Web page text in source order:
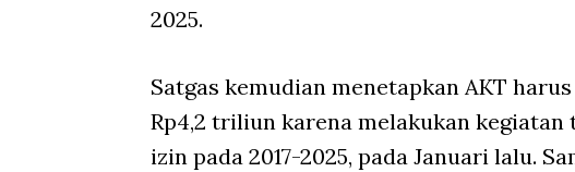
2025.
Satgas kemudian menetapkan AKT
Rp4,2 triliun karena melakukan
izin pada 2017-2025, pada Januari lalu.